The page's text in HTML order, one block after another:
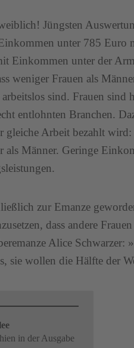
Jüngsten
unter 785 Euro
Einkommen unter der
weniger Frauen als
sind. Frauen
entlohnten Branchen.
Arbeit bezahlt
als Männer. Geringe
zur Emanze
dass andere
Alice
sie wollen die Hälfte der
in der Ausgabe